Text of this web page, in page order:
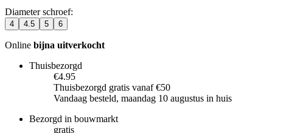
Diameter schroef:
4 4.5 5 6
Online bijna uitverkocht
Thuisbezorgd
€4.95
Thuisbezorgd gratis vanaf €50
Vandaag besteld, maandag 10 augustus in huis
Bezorgd in bouwmarkt
gratis